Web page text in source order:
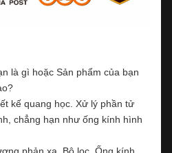
là gì hoặc Sản phẩm của bạn
kế quang học. Xử lý phần tử
chẳng hạn như ống kính hình
phản xạ, Bộ lọc, Ống kính